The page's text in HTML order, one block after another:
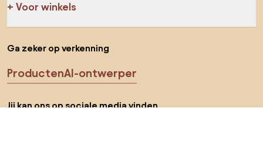
Voor winkels
Ga zeker op verkenning
ProductenAI-ontwerper
Jij kan ons op sociale media vinden